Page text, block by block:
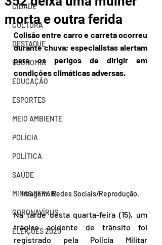
CIDADE
CULTURA
DESTAQUE
ECONOMIA
EDUCAÇÃO
ESPORTES
MEIO AMBIENTE
POLÍCIA
POLÍTICA
SAÚDE
MINAS GERAIS
CORONAVÍRUS
ELEIÇÕES 2020
morta e outra ferida
Colisão entre carro e carreta ocorreu
durante chuva; especialistas alertam
para os perigos de dirigir em
condições climáticas adversas.
Imagem: Redes Sociais/Reprodução.
Na tarde desta quarta-feira (15), um
trágico acidente de trânsito foi
registrado pela Polícia Militar